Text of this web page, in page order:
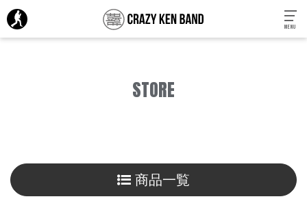
MENU
STORE
商品一覧